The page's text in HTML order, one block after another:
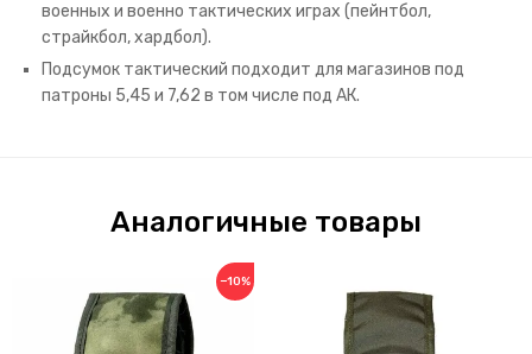
военных и военно тактических играх (пейнтбол,
страйкбол, хардбол).
Подсумок тактический подходит для магазинов под
патроны 5,45 и 7,62 в том числе под АК.
Аналогичные товары
−10%